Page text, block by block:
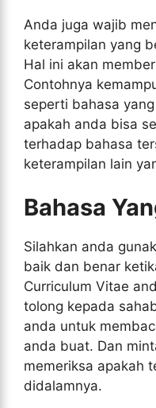
Anda juga wajib
keterampilan yang
Hal ini akan
Contohnya
seperti bahasa
apakah anda bisa
terhadap bahasa
keterampilan lain
Bahasa
Silahkan anda
baik dan benar
Curriculum Vitae
tolong kepada
anda untuk
anda buat. Dan
memeriksa apakah
didalamnya.